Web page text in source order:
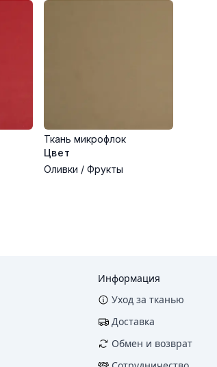
Ткань микрофлок
Цвет
Оливки / Фрукты
Информация
Уход за тканью
Доставка
Обмен и возврат